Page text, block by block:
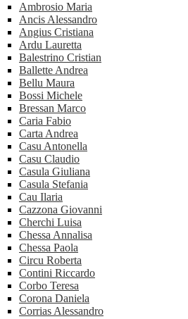
Ambrosio Maria
Ancis Alessandro
Angius Cristiana
Ardu Lauretta
Balestrino Cristian
Ballette Andrea
Bellu Maura
Bossi Michele
Bressan Marco
Caria Fabio
Carta Andrea
Casu Antonella
Casu Claudio
Casula Giuliana
Casula Stefania
Cau Ilaria
Cazzona Giovanni
Cherchi Luisa
Chessa Annalisa
Chessa Paola
Circu Roberta
Contini Riccardo
Corbo Teresa
Corona Daniela
Corrias Alessandro